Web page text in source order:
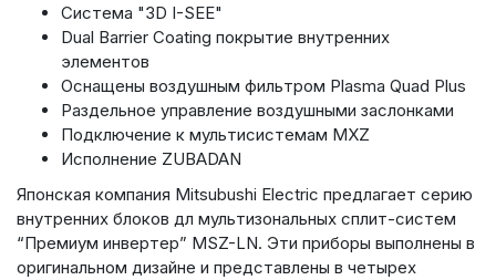
Система "3D I-SEE"
Dual Barrier Coating покрытие внутренних
элементов
Оснащены воздушным фильтром Plasma Quad Plus
Раздельное управление воздушными заслонками
Подключение к мультисистемам MXZ
Исполнение ZUBADAN
Японская компания Mitsubushi Electric предлагает серию
внутренних блоков дл мультизональных сплит-систем
“Премиум инвертер” MSZ-LN. Эти приборы выполнены в
оригинальном дизайне и представлены в четырех